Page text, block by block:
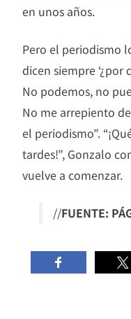
en unos años.
Pero el periodismo
dicen siempre ‘¿por
No podemos, no
No me arrepiento
el periodismo”.
tardes!”, Gonzalo
vuelve a comenzar.
//FUENTE: